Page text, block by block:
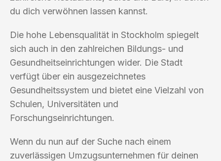
du dich verwöhnen lassen kannst.
Die hohe Lebensqualität in Stockholm spiegelt
sich auch in den zahlreichen Bildungs- und
Gesundheitseinrichtungen wider. Die Stadt
verfügt über ein ausgezeichnetes
Gesundheitssystem und bietet eine Vielzahl von
Schulen, Universitäten und
Forschungseinrichtungen.
Wenn du nun auf der Suche nach einem
zuverlässigen Umzugsunternehmen für deinen